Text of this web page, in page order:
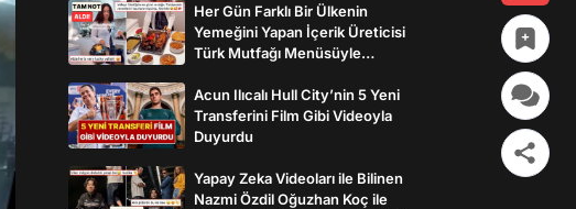
Her Gün Farklı Bir Ülkenin
Yemeğini Yapan İçerik Üreticisi
Türk Mutfağı Menüsüyle
Acun Ilıcalı Hull City’nin 5 Yeni
Transferini Film Gibi Videoyla
Duyurdu
Yapay Zeka Videoları ile Bilinen
Nazmi Özdil Oğuzhan Koç ile